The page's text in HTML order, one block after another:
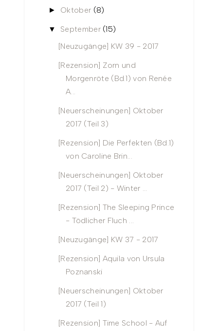
► Oktober (8)
▼ September (15)
[Neuzugänge] KW 39 - 2017
[Rezension] Zorn und
Morgenröte (Bd.1) von Renée
A...
[Neuerscheinungen] Oktober
2017 (Teil 3)
[Rezension] Die Perfekten (Bd.1)
von Caroline Brin...
[Neuerscheinungen] Oktober
2017 (Teil 2) - Winter ...
[Rezension] The Sleeping Prince
- Tödlicher Fluch ...
[Neuzugänge] KW 37 - 2017
[Rezension] Aquila von Ursula
Poznanski
[Neuerscheinungen] Oktober
2017 (Teil 1)
[Rezension] Time School - Auf